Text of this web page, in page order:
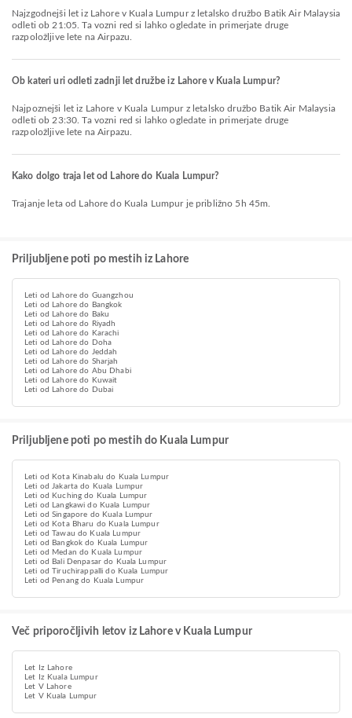
Najzgodnejši let iz Lahore v Kuala Lumpur z letalsko družbo Batik Air Malaysia
odleti ob 21:05. Ta vozni red si lahko ogledate in primerjate druge
razpoložljive lete na Airpazu.
Ob kateri uri odleti zadnji let družbe iz Lahore v Kuala Lumpur?
Najpoznejši let iz Lahore v Kuala Lumpur z letalsko družbo Batik Air Malaysia
odleti ob 23:30. Ta vozni red si lahko ogledate in primerjate druge
razpoložljive lete na Airpazu.
Kako dolgo traja let od Lahore do Kuala Lumpur?
Trajanje leta od Lahore do Kuala Lumpur je približno 5h 45m.
Priljubljene poti po mestih iz Lahore
Leti od Lahore do Guangzhou
Leti od Lahore do Bangkok
Leti od Lahore do Baku
Leti od Lahore do Riyadh
Leti od Lahore do Karachi
Leti od Lahore do Doha
Leti od Lahore do Jeddah
Leti od Lahore do Sharjah
Leti od Lahore do Abu Dhabi
Leti od Lahore do Kuwait
Leti od Lahore do Dubai
Priljubljene poti po mestih do Kuala Lumpur
Leti od Kota Kinabalu do Kuala Lumpur
Leti od Jakarta do Kuala Lumpur
Leti od Kuching do Kuala Lumpur
Leti od Langkawi do Kuala Lumpur
Leti od Singapore do Kuala Lumpur
Leti od Kota Bharu do Kuala Lumpur
Leti od Tawau do Kuala Lumpur
Leti od Bangkok do Kuala Lumpur
Leti od Medan do Kuala Lumpur
Leti od Bali Denpasar do Kuala Lumpur
Leti od Tiruchirappalli do Kuala Lumpur
Leti od Penang do Kuala Lumpur
Več priporočljivih letov iz Lahore v Kuala Lumpur
Let Iz Lahore
Let Iz Kuala Lumpur
Let V Lahore
Let V Kuala Lumpur